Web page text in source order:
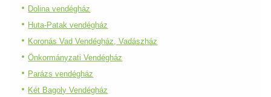
Dolina vendégház
Huta-Patak vendégház
Koronás Vad Vendégház, Vadászház
Önkormányzati Vendégház
Parázs vendégház
Két Bagoly Vendégház